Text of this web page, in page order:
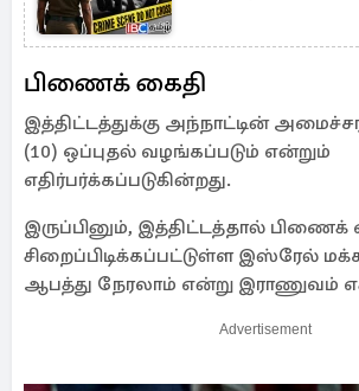
பிணைக் கைதி
இத்திட்டத்துக்கு அந்நாட்டின்
(10) ஒப்புதல் வழங்கப்படும் என்றும்
எதிர்பர்க்கப்படுகின்றது.
இருப்பினும், இத்திட்டத்தால் பிணைக்
சிறைப்பிடிக்கப்பட்டுள்ள இஸ்ரேல்
ஆபத்து நேரலாம் என்று இராணுவம்
Advertisement